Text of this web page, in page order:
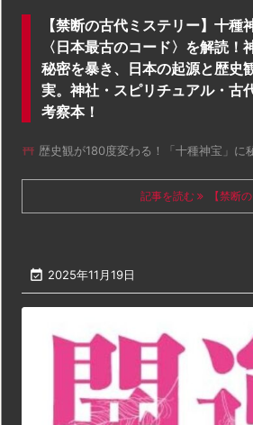
【禁断の古代ミステリー】十種
〈日本最古のコード〉を解読！
秘密を暴き、日本の起源と歴史
実。神社・スピリチュアル・古
考察本！
歴史観が180度変わる！「十種神宝」に
記事を読む 【禁断
 2025年11月19日